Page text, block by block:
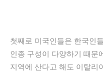
첫째로 미국인들은 한국인
인종 구성이 다양하기 때문
지역에 산다고 해도 이탈리